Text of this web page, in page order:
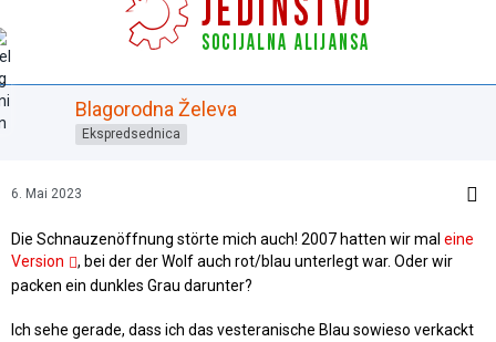
Blagorodna Želeva
Ekspredsednica
6. Mai 2023
Die Schnauzenöffnung störte mich auch! 2007 hatten wir mal eine
Version
, bei der der Wolf auch rot/blau unterlegt war. Oder wir
packen ein dunkles Grau darunter?
Ich sehe gerade, dass ich das vesteranische Blau sowieso verkackt